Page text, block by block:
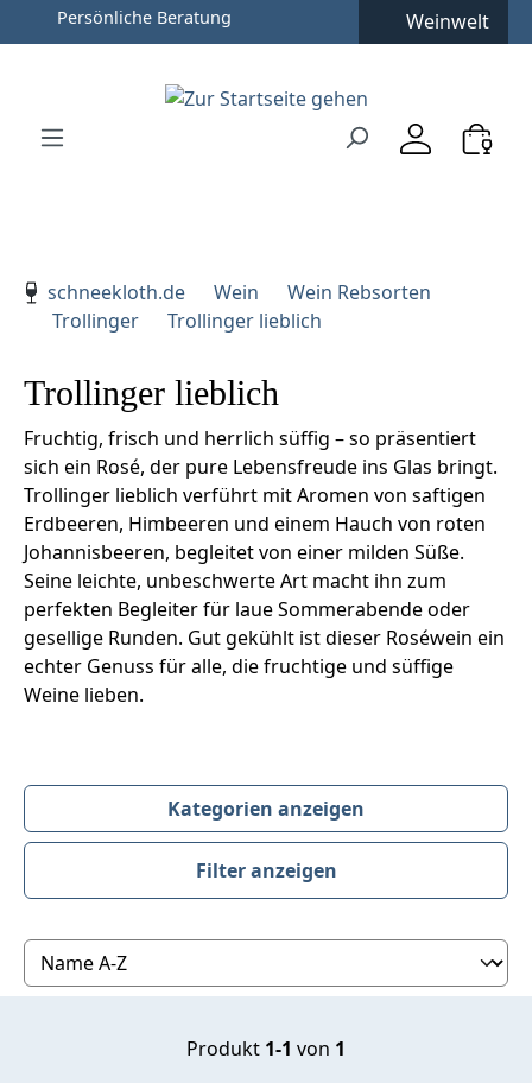
Zum Hauptinhalt springen
Zur Hauptnavigation springen
Persönliche Beratung Weinwelt
schneekloth.de
Wein
Wein Rebsorten
Trollinger
Trollinger lieblich
Trollinger lieblich
Fruchtig, frisch und herrlich süffig – so präsentiert
sich ein Rosé, der pure Lebensfreude ins Glas bringt.
Trollinger lieblich verführt mit Aromen von saftigen
Erdbeeren, Himbeeren und einem Hauch von roten
Johannisbeeren, begleitet von einer milden Süße.
Seine leichte, unbeschwerte Art macht ihn zum
perfekten Begleiter für laue Sommerabende oder
gesellige Runden. Gut gekühlt ist dieser Roséwein ein
echter Genuss für alle, die fruchtige und süffige
Weine lieben.
Kategorien anzeigen
Filter anzeigen
Produktübersicht
Produkt 1-1 von 1